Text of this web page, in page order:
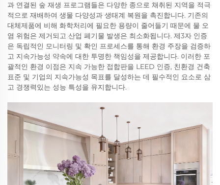
과 연결된 숲 재생 프로그램들은 다양한 종으로 채취된 지역을 적극
적으로 재배하여 생물 다양성과 생태계 복원을 촉진합니다. 기존의
대체제품에 비해 화학처리에 필요한 용량이 줄어들기 때문에 물 오
염 위험은 제거되고 산업 폐기물 발생은 최소화됩니다. 제3자 인증
은 독립적인 모니터링 및 확인 프로세스를 통해 환경 주장을 검증하
고 지속가능성 약속에 대한 투명한 책임성을 제공합니다. 이러한 포
괄적인 환경 이점은 지속 가능한 접합판을 LEED 인증, 친환경 건축
표준 및 기업의 지속가능성 목표를 달성하는 데 필수적인 요소로 삼
고 경쟁력있는 성능 특성을 유지합니다.